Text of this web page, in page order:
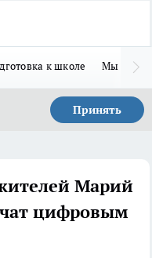
к школе Мы в MAX
Принять
Марий
цифровым